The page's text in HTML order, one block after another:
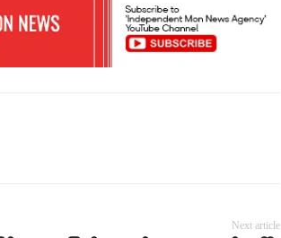
Next article